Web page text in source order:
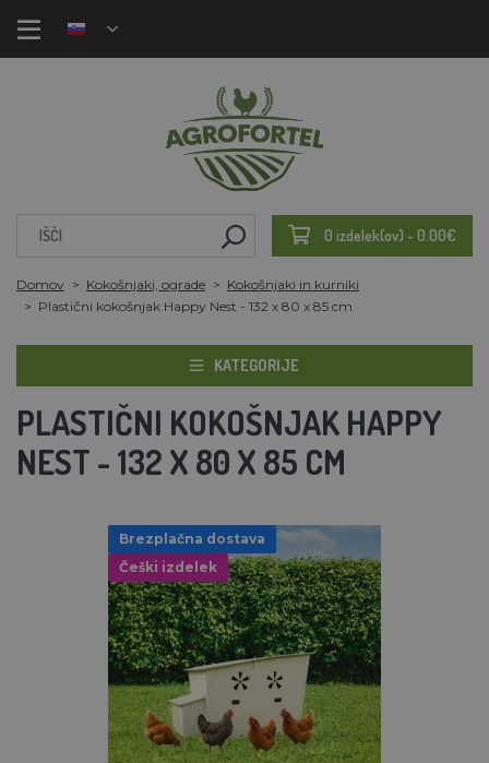
0 izdelek(ov) - 0.00€
Domov Kokošnjaki, ograde
Kokošnjaki in kurniki
Plastični kokošnjak Happy Nest - 132 x 80 x 85 cm
KATEGORIJE
PLASTIČNI KOKOŠNJAK HAPPY
NEST - 132 X 80 X 85 CM
Brezplačna dostava
Češki izdelek